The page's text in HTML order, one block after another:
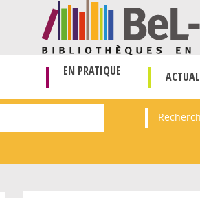
EN PRATIQUE